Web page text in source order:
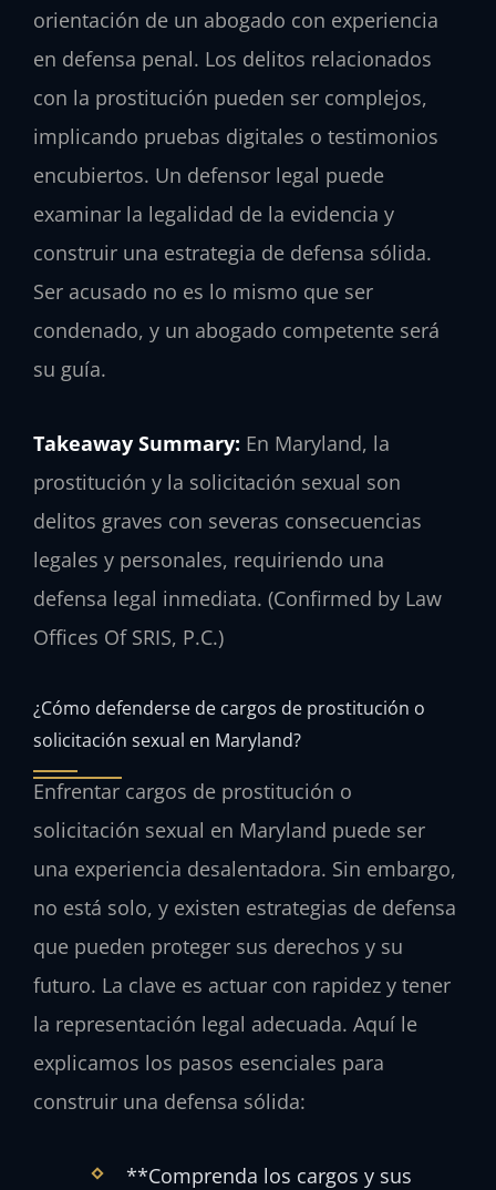
orientación de un abogado con experiencia
en defensa penal. Los delitos relacionados
con la prostitución pueden ser complejos,
implicando pruebas digitales o testimonios
encubiertos. Un defensor legal puede
examinar la legalidad de la evidencia y
construir una estrategia de defensa sólida.
Ser acusado no es lo mismo que ser
condenado, y un abogado competente será
su guía.
Takeaway Summary: En Maryland, la
prostitución y la solicitación sexual son
delitos graves con severas consecuencias
legales y personales, requiriendo una
defensa legal inmediata. (Confirmed by Law
Offices Of SRIS, P.C.)
¿Cómo defenderse de cargos de prostitución o
solicitación sexual en Maryland?
Enfrentar cargos de prostitución o
solicitación sexual en Maryland puede ser
una experiencia desalentadora. Sin embargo,
no está solo, y existen estrategias de defensa
que pueden proteger sus derechos y su
futuro. La clave es actuar con rapidez y tener
la representación legal adecuada. Aquí le
explicamos los pasos esenciales para
construir una defensa sólida:
**Comprenda los cargos y sus